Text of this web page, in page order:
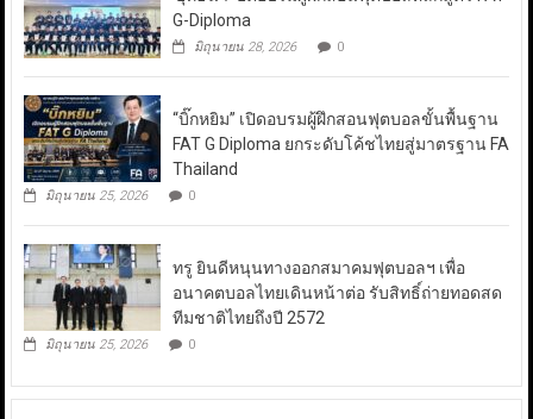
G-Diploma
มิถุนายน 28, 2026 0
“บิ๊กหยิม” เปิดอบรมผู้ฝึกสอนฟุตบอลขั้นพื้นฐาน
FAT G Diploma ยกระดับโค้ชไทยสู่มาตรฐาน FA
Thailand
มิถุนายน 25, 2026 0
ทรู ยินดีหนุนทางออกสมาคมฟุตบอลฯ เพื่อ
อนาคตบอลไทยเดินหน้าต่อ รับสิทธิ์ถ่ายทอดสด
ทีมชาติไทยถึงปี 2572
มิถุนายน 25, 2026 0